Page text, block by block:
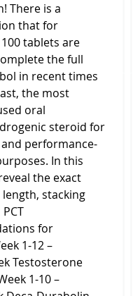
There is a
that for
tablets are
the full
in recent times
the most
oral
steroid for
performance-
In this
the exact
length, stacking
for
1-12 –
Testosterone
1-10 –